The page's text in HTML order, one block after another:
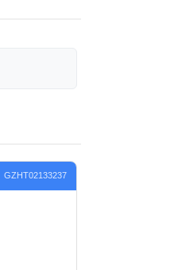
GZHT02133237